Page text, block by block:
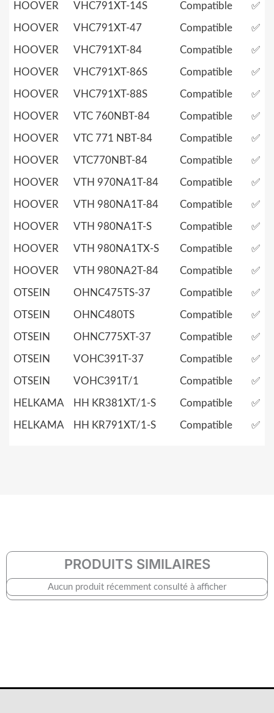
HOOVER VHC791XT-14S Compatible ✅
HOOVER VHC791XT-47 Compatible ✅
HOOVER VHC791XT-84 Compatible ✅
HOOVER VHC791XT-86S Compatible ✅
HOOVER VHC791XT-88S Compatible ✅
HOOVER VTC 760NBT-84 Compatible ✅
HOOVER VTC 771 NBT-84 Compatible ✅
HOOVER VTC770NBT-84 Compatible ✅
HOOVER VTH 970NA1T-84 Compatible ✅
HOOVER VTH 980NA1T-84 Compatible ✅
HOOVER VTH 980NA1T-S Compatible ✅
HOOVER VTH 980NA1TX-S Compatible ✅
HOOVER VTH 980NA2T-84 Compatible ✅
OTSEIN OHNC475TS-37 Compatible ✅
OTSEIN OHNC480TS Compatible ✅
OTSEIN OHNC775XT-37 Compatible ✅
OTSEIN VOHC391T-37 Compatible ✅
OTSEIN VOHC391T/1 Compatible ✅
HELKAMA HH KR381XT/1-S Compatible ✅
HELKAMA HH KR791XT/1-S Compatible ✅
PRODUITS SIMILAIRES
Aucun produit récemment consulté à afficher